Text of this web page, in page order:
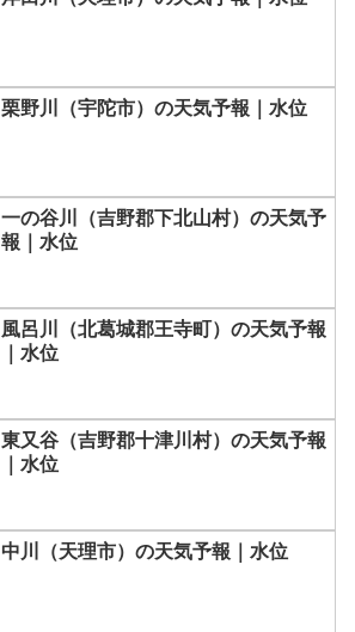
栗野川（宇陀市）の天気予報｜水位
一の谷川（吉野郡下北山村）の天気予
報｜水位
風呂川（北葛城郡王寺町）の天気予報
｜水位
東又谷（吉野郡十津川村）の天気予報
｜水位
中川（天理市）の天気予報｜水位